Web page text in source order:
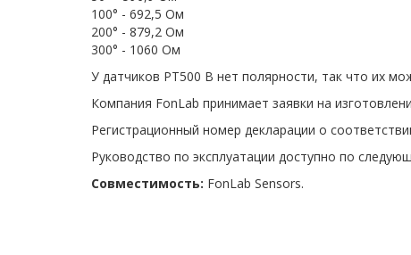
100° - 692,5 Ом
200° - 879,2 Ом
300° - 1060 Ом
У датчиков PT500 B нет полярности, так что их
Компания FonLab принимает заявки на
Регистрационный номер декларации о
Руководство по эксплуатации доступно по
Совместимость: FonLab Sensors.